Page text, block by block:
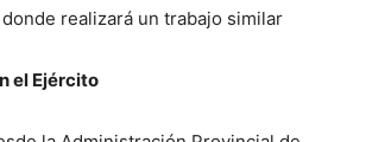
realizará un trabajo similar
el Ejército